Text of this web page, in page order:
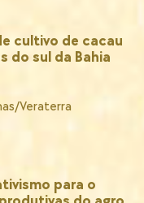
cultivo de cacau
do sul da Bahia
Veraterra
para o